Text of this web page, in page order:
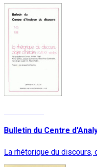
Bulletin du Centre
La rhétorique du discours,